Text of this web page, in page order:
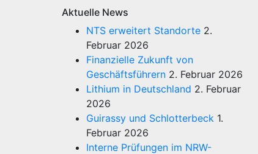
Aktuelle News
NTS erweitert Standorte 2.
Februar 2026
Finanzielle Zukunft von
Geschäftsführern 2. Februar 2026
Lithium in Deutschland 2. Februar
2026
Guirassy und Schlotterbeck 1.
Februar 2026
Interne Prüfungen im NRW-